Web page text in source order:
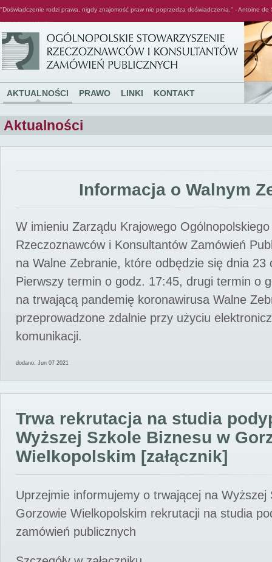
"Doświadczenie rodzi prawa, nigdy znajomość praw nie poprzedza doświadczenia." - Antoine de
AKTUALNOŚCI PRAWO LINKI KONTAKT
Aktualności
Informacja o Walnym
W imieniu Zarządu Krajowego
Rzeczoznawców i Konsultantów Zamówień
na Walne Zebranie, które odbędzie się dnia 23
Pierwszy termin o godz. 17:45, drugi termin o
na trwającą pandemię koronawirusa Walne
przeprowadzone zdalnie przy użyciu
komunikacji.
dodano: Jun 07 2021
Trwa rekrutacja na studia
Wyższej Szkole Biznesu w
Wielkopolskim [załącznik]
Uprzejmie informujemy o trwającej na Wyższej
Gorzowie Wielkopolskim rekrutacji na studia
zamówień publicznych